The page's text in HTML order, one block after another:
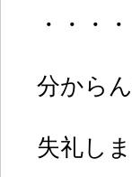
・・・・
分から
失礼し